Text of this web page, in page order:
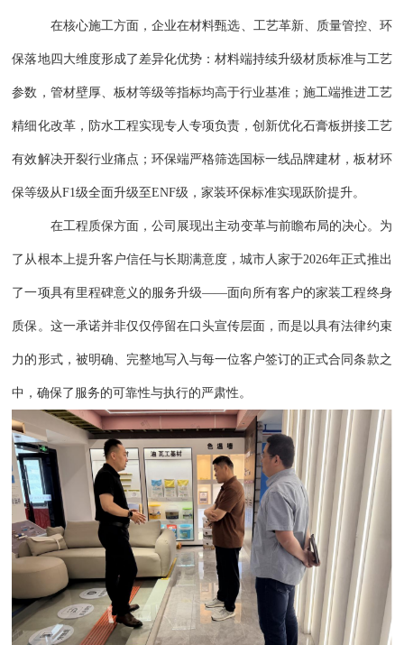
在核心施工方面，企业在材料甄选、工艺革新、质量管控、环
保落地四大维度形成了差异化优势：材料端持续升级材质标准与工艺
参数，管材壁厚、板材等级等指标均高于行业基准；施工端推进工艺
精细化改革，防水工程实现专人专项负责，创新优化石膏板拼接工艺
有效解决开裂行业痛点；环保端严格筛选国标一线品牌建材，板材环
保等级从F1级全面升级至ENF级，家装环保标准实现跃阶提升。
在工程质保方面，公司展现出主动变革与前瞻布局的决心。为
了从根本上提升客户信任与长期满意度，城市人家于2026年正式推出
了一项具有里程碑意义的服务升级——面向所有客户的家装工程终身
质保。这一承诺并非仅仅停留在口头宣传层面，而是以具有法律约束
力的形式，被明确、完整地写入与每一位客户签订的正式合同条款之
中，确保了服务的可靠性与执行的严肃性。